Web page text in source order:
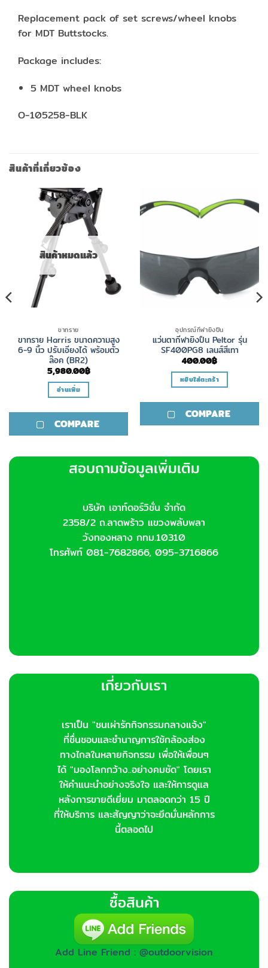
Replacement pack of set screws/wheel knobs
for MDT Buttstocks.
Package includes:
5 MDT wheel knobs
O-105258-BLK
สินค้าที่เกี่ยวข้อง
สินค้าหมดแล้ว
ขาทราย
ขาทราย Harris ขนาดความสูง
6-9 นิ้ว ปรับเอียงได้ พร้อมตัว
ล๊อค (BR2)
5,980.00฿
อ่านเพิ่ม
COMPARE
อุปกรณ์กีฬายิงปืน
แว่นตากีฬายิงปืน Peltor รุ่น
SF400PG8 เลนส์สีเทา
400.00฿
หยิบใส่ตะกร้า
COMPARE
สอบถามข้อมูลเพิ่มเติม
บริษัท เอาท์ดอร์วิชั่น จำกัด
2358/2 ถ.ลาดพร้าว แขวงพลับพลา
วังทองหลาง กทม.10310
โทรศัพท์ 081-7682866, 095-3716866
เกี่ยวกับเรา
เราเป็น "ชนเผ่ารักกิจกรรมกลางแจ้ง"
ที่ชื่นชอบและชำนาญการใช้กล้องส่อง
ทางไกลในหลายกิจกรรม เพื่อให้เพื่อนๆ
ได้ "มองโลกกว้าง..อย่างคมชัด" โดยเรา
ให้คำแนะนำอย่างจริงใจ และให้การดูแล
หลังการขายดีเยี่ยม มาตลอดกว่า 15 ปี
ที่ให้บริการ และสัญญาว่าจะยึดมั่นหลักการ
นี้ตลอดไป
ซื้อสินค้า
Add Line Friend : @outdoorvision